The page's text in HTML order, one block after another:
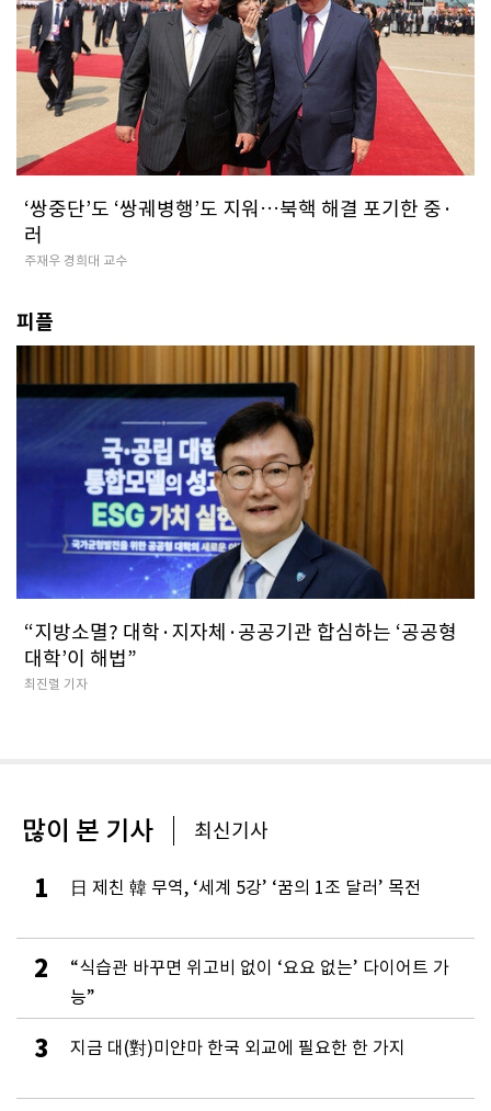
‘쌍중단’도 ‘쌍궤병행’도 지워…북핵 해결 포기한 중·
러
주재우 경희대 교수
피플
“지방소멸? 대학·지자체·공공기관 합심하는 ‘공공형
대학’이 해법”
최진렬 기자
많이 본 기사 최신기사
1 日 제친 韓 무역, ‘세계 5강’ ‘꿈의 1조 달러’ 목전
2
“식습관 바꾸면 위고비 없이 ‘요요 없는’ 다이어트 가
능”
3 지금 대(對)미얀마 한국 외교에 필요한 한 가지